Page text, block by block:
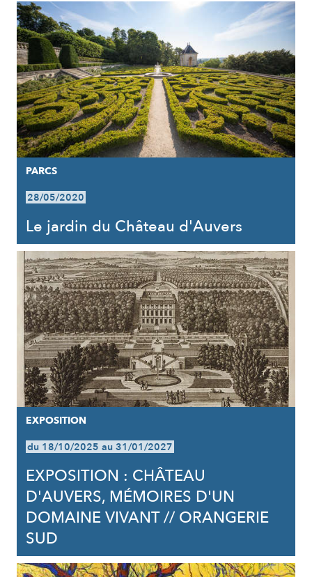
PARCS
28/05/2020
Le jardin du Château d'Auvers
EXPOSITION
du 18/10/2025 au 31/01/2027
EXPOSITION : CHÂTEAU
D'AUVERS, MÉMOIRES D'UN
DOMAINE VIVANT // ORANGERIE
SUD